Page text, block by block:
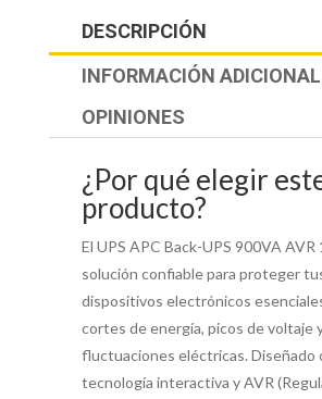
DESCRIPCIÓN
INFORMACIÓN ADICIONAL
OPINIONES
¿Por qué elegir
producto?
El UPS APC Back-UPS 900VA AVR
solución confiable para proteger
dispositivos electrónicos
cortes de energía, picos de voltaje
fluctuaciones eléctricas. Diseñado
tecnología interactiva y AVR